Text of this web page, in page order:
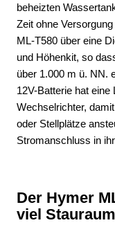
beheizten
Zeit ohne
ML-T580 über eine
und Höhenkit, so
über 1.000 m ü. NN.
12V-Batterie hat
Wechselrichter,
oder Stellplätze
Stromanschluss in
Der Hymer
viel Stauraum